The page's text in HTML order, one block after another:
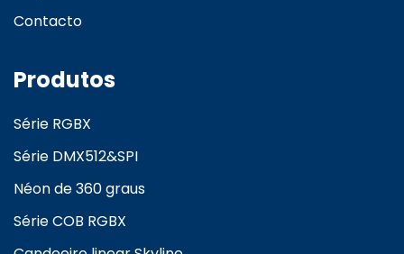
Contacto
Produtos
Série RGBX
Série DMX512&SPI
Néon de 360 graus
Série COB RGBX